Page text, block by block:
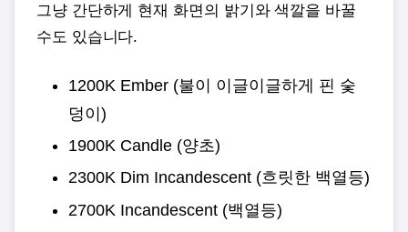
그냥 간단하게 현재 화면의 밝기와 색깔을 바꿀
수도 있습니다.
1200K Ember (불이 이글이글하게 핀 숯
덩이)
1900K Candle (양초)
2300K Dim Incandescent (흐릿한 백열등)
2700K Incandescent (백열등)